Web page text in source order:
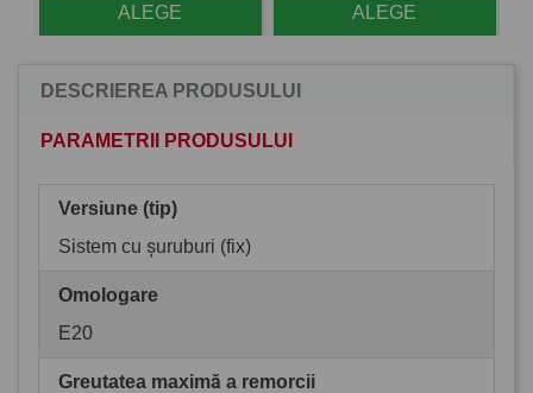
ALEGE ALEGE
DESCRIEREA PRODUSULUI
PARAMETRII PRODUSULUI
Versiune (tip)
Sistem cu șuruburi (fix)
Omologare
E20
Greutatea maximă a remorcii